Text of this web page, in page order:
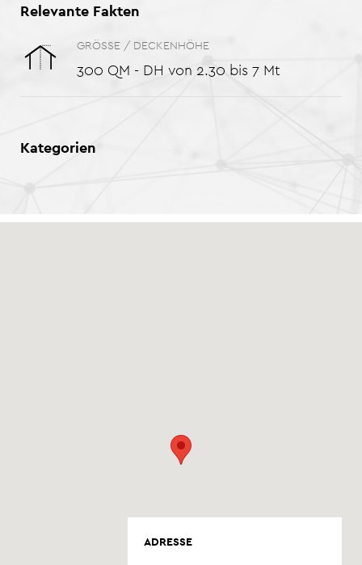
Relevante Fakten
GRÖSSE / DECKENHÖHE
300 QM - DH von 2.30 bis 7 Mt
Kategorien
ADRESSE